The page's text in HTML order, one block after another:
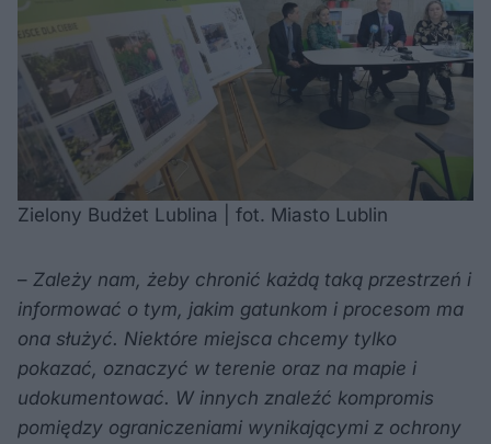
Zielony Budżet Lublina | fot. Miasto Lublin
– Zależy nam, żeby chronić każdą taką przestrzeń i
informować o tym, jakim gatunkom i procesom ma
ona służyć. Niektóre miejsca chcemy tylko
pokazać, oznaczyć w terenie oraz na mapie i
udokumentować. W innych znaleźć kompromis
pomiędzy ograniczeniami wynikającymi z ochrony